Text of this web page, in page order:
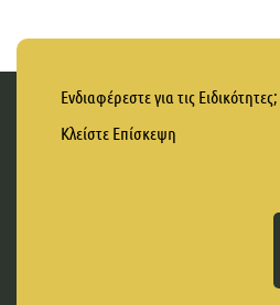
Ενδιαφέρεστε για τις Ειδικότητες;
Κλείστε Επίσκεψη